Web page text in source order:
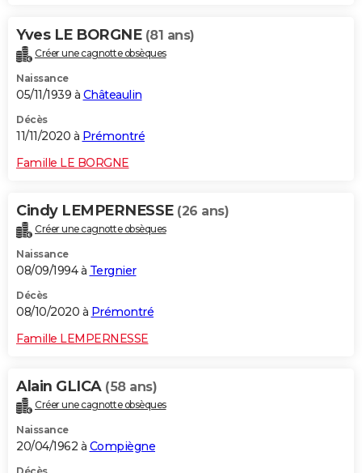
Yves LE BORGNE (81 ans)
Créer une cagnotte obsèques
Naissance
05/11/1939 à Châteaulin
Décès
11/11/2020 à Prémontré
Famille LE BORGNE
Cindy LEMPERNESSE (26 ans)
Créer une cagnotte obsèques
Naissance
08/09/1994 à Tergnier
Décès
08/10/2020 à Prémontré
Famille LEMPERNESSE
Alain GLICA (58 ans)
Créer une cagnotte obsèques
Naissance
20/04/1962 à Compiègne
Décès